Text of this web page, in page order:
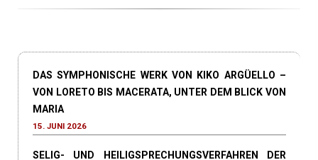
DAS SYMPHONISCHE WERK VON KIKO ARGÜELLO –
VON LORETO BIS MACERATA, UNTER DEM BLICK VON
MARIA
15. JUNI 2026
SELIG- UND HEILIGSPRECHUNGSVERFAHREN DER